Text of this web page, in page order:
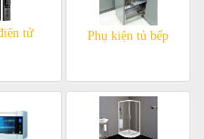
tử Phụ kiện tủ bếp